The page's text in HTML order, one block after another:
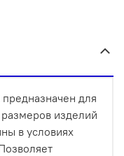
предназначен для
изделий
в условиях